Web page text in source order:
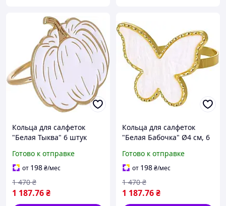
Кольца для салфеток
"Белая Тыква" 6 штук
металл с эмалью
Готово к отправке
от 198₴/мес
1 187.76₴
1 470 ₴
Кольца для салфеток
"Белая Бабочка" Ø4 см, 6
Готово к отправке
от 198₴/мес
1 187.76₴
1 470 ₴